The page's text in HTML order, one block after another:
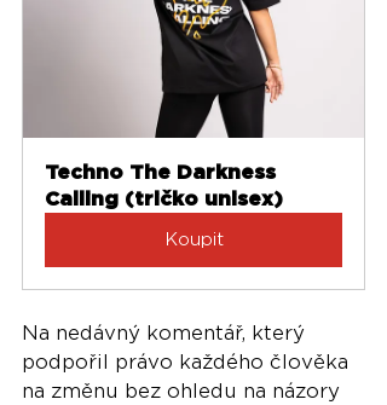
Techno The Darkness
Calling (tričko unisex)
Koupit
Na nedávný komentář, který
podpořil právo každého člověka
na změnu bez ohledu na názory